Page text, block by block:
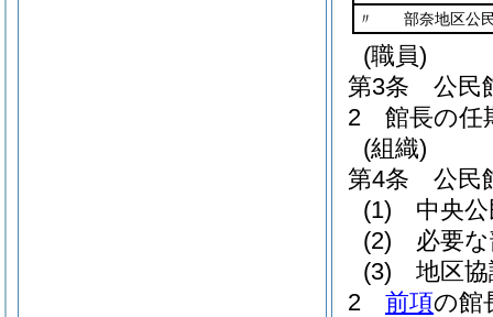
〃 部奈地区公
(職員)
第3条
公民
2
館長の任
(組織)
第4条
公民
(1)
中央
(2)
必要
(3)
地区
2
前項の館